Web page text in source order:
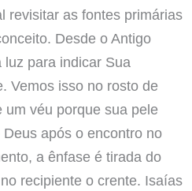
revisitar as fontes primárias
Desde o Antigo
luz para indicar Sua
Vemos isso no rosto de
um véu porque sua pele
após o encontro no
a ênfase é tirada do
recipiente o crente. Isaías